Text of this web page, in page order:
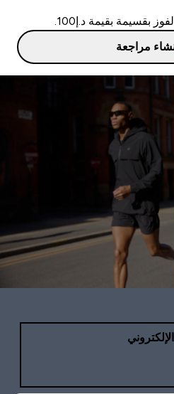
بقسيمة بقيمة د.إ100.
مراجعة